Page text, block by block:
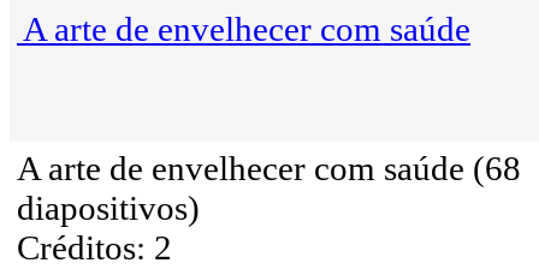
A arte de envelhecer com saúde
A arte de envelhecer com saúde (68
diapositivos)
Créditos: 2